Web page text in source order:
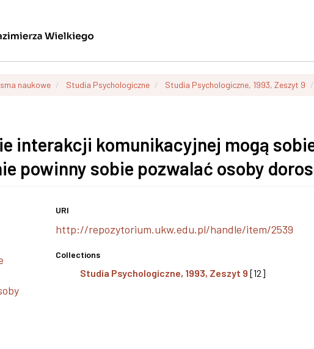
naukowe Studia Psychologiczne Studia Psychologiczne, 1993, Zeszyt 9
interakcji komunikacyjnej mogą
powinny sobie pozwalać osoby
URI
http://repozytorium.ukw.edu.pl/handle/item/2539
Collections
Studia Psychologiczne, 1993, Zeszyt 9 [12]